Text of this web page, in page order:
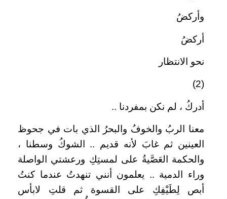
وأركضُ
أركضُ
نحو الانتظار
(2)
أدركُ ، لم نكن بمفردنا ..
معنا الربُ والخوفُ والبحرُ الذي بات في جحوظ
العينين ثم غابَ لأنه قديم .. الشوكُ وسطنا ،
والحكمة العَصَّيةُ على لمستِكِ ورعشتي الواصلة
وراء الدمية .. يعلمون أنني تنهدتُ عندما كنتُ
أبص لِطَيْفِكِ على القسوة ثم قلتِ لابأس